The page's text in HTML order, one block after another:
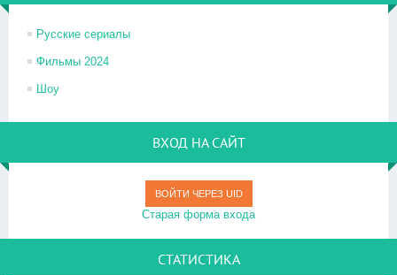
Русские сериалы
Фильмы 2024
Шоу
ВХОД НА САЙТ
ВОЙТИ ЧЕРЕЗ UID
Старая форма входа
СТАТИСТИКА